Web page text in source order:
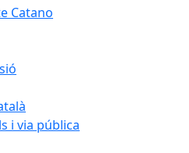
Catano
i via pública